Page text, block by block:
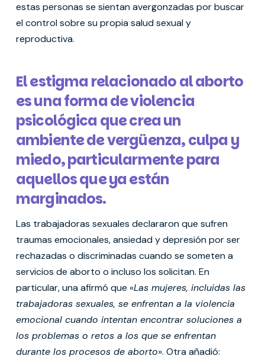
estas personas se sientan avergonzadas por buscar
el control sobre su propia salud sexual y
reproductiva.
El estigma relacionado al aborto
es una forma de violencia
psicológica que crea un
ambiente de vergüenza, culpa y
miedo, particularmente para
aquellos que ya están
marginados.
Las trabajadoras sexuales declararon que sufren
traumas emocionales, ansiedad y depresión por ser
rechazadas o discriminadas cuando se someten a
servicios de aborto o incluso los solicitan. En
particular, una afirmó que «Las mujeres, incluidas las
trabajadoras sexuales, se enfrentan a la violencia
emocional cuando intentan encontrar soluciones a
los problemas o retos a los que se enfrentan
durante los procesos de aborto». Otra añadió: